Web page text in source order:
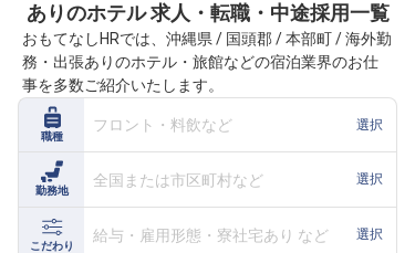
就職・転職 合同説明会
おもてなしHRについて
ご利用の流れ
よくある質問
ホテル・宿泊業界情報コラム
ありのホテル 求人・転職・中途採用一覧
おもてなしHRでは、沖縄県 / 国頭郡 / 本部町 / 海外勤
務・出張ありのホテル・旅館などの宿泊業界のお仕
事を多数ご紹介いたします。
職種
フロント・料飲など 選択
勤務地
全国または市区町村など 選択
こだわり
給与・雇用形態・寮社宅あり など 選択